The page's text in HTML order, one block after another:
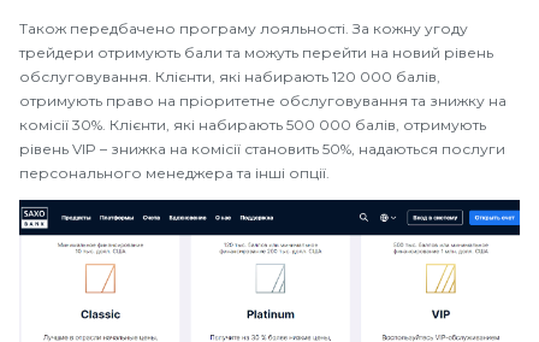
Також передбачено програму лояльності. За кожну угоду
трейдери отримують бали та можуть перейти на новий рівень
обслуговування. Клієнти, які набирають 120 000 балів,
отримують право на пріоритетне обслуговування та знижку на
комісії 30%. Клієнти, які набирають 500 000 балів, отримують
рівень VIP – знижка на комісії становить 50%, надаються послуги
персонального менеджера та інші опції.